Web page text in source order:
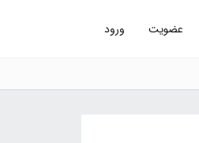
عضویت ورود